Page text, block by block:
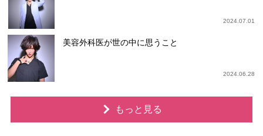
2024.07.01
美容外科医が世の中に思うこと
2024.06.28
もっと見る